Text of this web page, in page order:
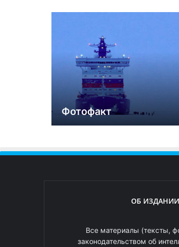
Фотофакт
ОБ ИЗДАНИИ
Все материалы (тексты,
законодательством об